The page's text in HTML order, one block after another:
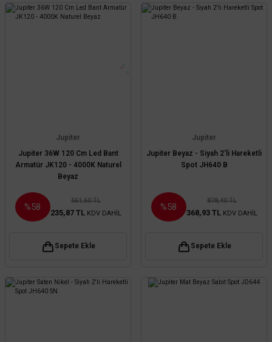
Jupiter
Jupiter 36W 120 Cm Led Bant
Armatür JK120 - 4000K Naturel
Beyaz
%58
561,60 TL
235,87 TL KDV DAHİL
Sepete Ekle
Jupiter
Jupiter Beyaz - Siyah 2'li Hareketli
Spot JH640 B
%58
878,40 TL
368,93 TL KDV DAHİL
Sepete Ekle